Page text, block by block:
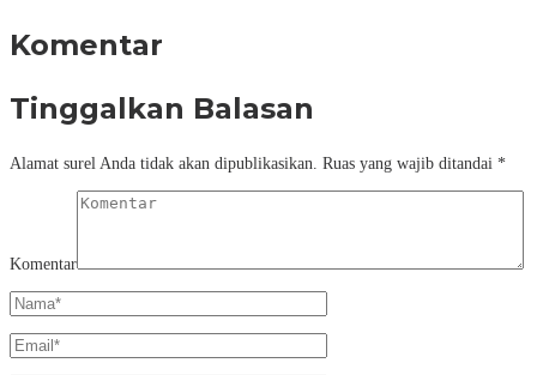
Komentar
Tinggalkan Balasan
Alamat surel Anda tidak akan dipublikasikan. Ruas yang wajib ditandai *
Komentar